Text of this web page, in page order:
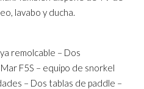
lavabo y ducha.
remolcable – Dos
F5S – equipo de snorkel
– Dos tablas de paddle –